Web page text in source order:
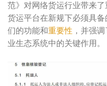
范》对网络货运行业带来
货运平台在新规下必须具
们的功能和重要性 ，并强
业生态系统中的关键作用。